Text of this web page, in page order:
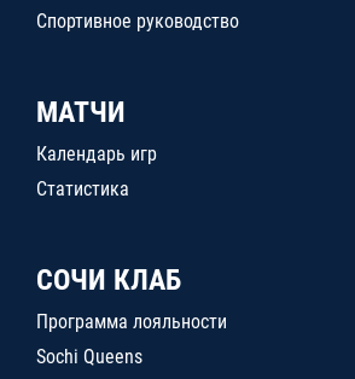
Спортивное руководство
МАТЧИ
Календарь игр
Статистика
СОЧИ КЛАБ
Программа лояльности
Sochi Queens